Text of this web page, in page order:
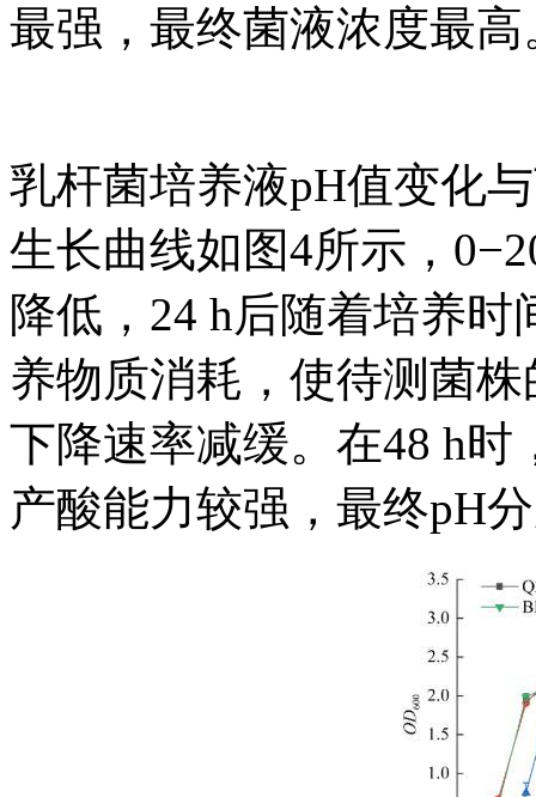
最强，最终菌液浓度最高
乳杆菌培养液pH值变化
生长曲线如图4所示，
降低，24 h后随着培养
养物质消耗，使待测菌
下降速率减缓。在48 h时
产酸能力较强，最终pH